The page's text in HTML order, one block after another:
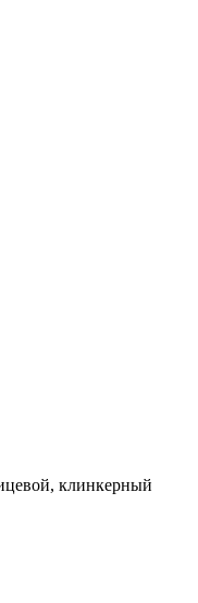
клинкерный